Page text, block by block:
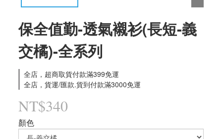
保全值勤-透氣襯衫(長短-義
交橘)-全系列
全店，超商取貨付款滿399免運
全店，貨運/匯款.貨到付款滿3000免運
NT$340
顏色